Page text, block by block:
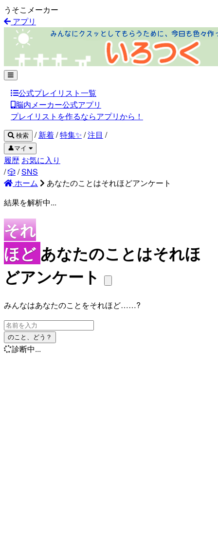
うそこメーカー
アプリ
公式プレイリスト一覧
脳内メーカー公式アプリ
プレイリストを作るならアプリから！
検索 / 新着/特集✨ /注目 /
👤マイ
履歴 お気に入り
/🎲 /SNS
ホーム
あなたのことはそれほどアンケート
結果を解析中...
それ
ほど あなたのことはそれほ
どアンケート
みんなはあなたのことをそれほど……?
のこと、どう？
診断中...